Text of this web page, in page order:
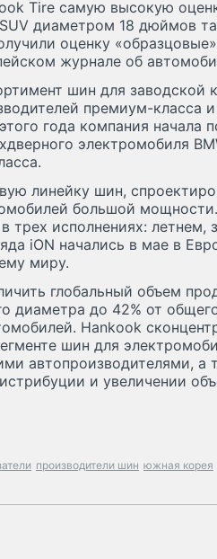
Tire самую высокую
диаметром 18 дюймов
оценку
журнале об
шин для заводской
премиум-класса и
года компания начала
электромобиля
линейку шин,
большой
трех исполнениях: летнем,
iON начались в мае в
миру.
глобальный объем
диаметра до 42% от
Hankook
шин для
автопроизводителями, а
и увеличении
производители шин южная корея